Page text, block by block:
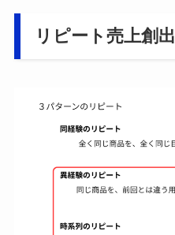
リピート売上創